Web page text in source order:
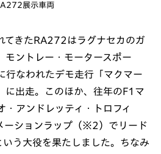
展示車両
てきたRA272はラグナセカのガ
モントレー・モータースポー
行なわれたデモ走行「マクマー
に出走。このほか、往年のF1マ
・アンドレッティ・トロフィ
ーションラップ（※2）でリード
う大役を果たしました。ちなみ